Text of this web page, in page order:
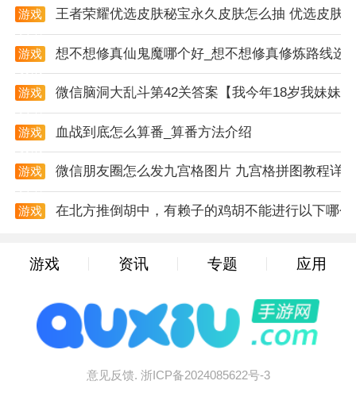
池长老。
2. 动态难度平衡：小怪攻击无僵直设计，玩家需通过走
二阶段会进入狂暴模式，需抓住其重斩后摇进行输出。
3. 零付费无广告模式：游戏本体完全免费，无内购系统
支持离线游玩。
玩家反馈
蓄力一棒打死小怪超爽，BOSS僵直机制让战斗充满策
2. 内容更新需求：用户“手机用户102493511”表示“画面
与可玩性优秀，但希望加快更新频率”，开发者火山哥
哥已在2025年12月推出第四章盘丝洞内容。
游戏
王者荣耀优选皮肤秘宝永久皮肤怎么抽 优选皮肤
游戏
想不想修真仙鬼魔哪个好_想不想修真修炼路线选
游戏
微信脑洞大乱斗第42关答案【我今年18岁我妹妹
游戏
血战到底怎么算番_算番方法介绍
游戏
微信朋友圈怎么发九宫格图片 九宫格拼图教程详解
游戏
在北方推倒胡中，有赖子的鸡胡不能进行以下哪
游戏 资讯 专题 应用
意见反馈. 浙ICP备2024085622号-3